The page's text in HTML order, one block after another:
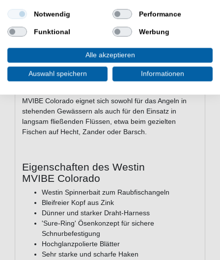
fein strukturiertem Material und reagieren empfindlich
auf jede Bewegung, was zu einem natürlichen,
pulsierenden Spiel im Wasser führt. Die Kombination
aus realitätsnahen Farbkombinationen, fotorealistischen
Druckdetails und handgemalten Akzenten sorgt für ein
visuell ansprechendes Köderbild, das gezielt
verschiedene Raubfischarten anspricht. Abgerundet wird
das Gesamtbild durch einen stabilen, scharfen Haken,
MVIBE Colorado eignet sich sowohl für das Angeln in
stehenden Gewässern als auch für den Einsatz in
langsam fließenden Flüssen, etwa beim gezielten
Fischen auf Hecht, Zander oder Barsch.
Eigenschaften des Westin
MVIBE Colorado
Westin Spinnerbait zum Raubfischangeln
Bleifreier Kopf aus Zink
Dünner und starker Draht-Harness
'Sure-Ring' Ösenkonzept für sichere
Schnurbefestigung
Hochglanzpolierte Blätter
Sehr starke und scharfe Haken
Notwendig Performance
Funktional Werbung
Alle akzeptieren
Auswahl speichern Informationen